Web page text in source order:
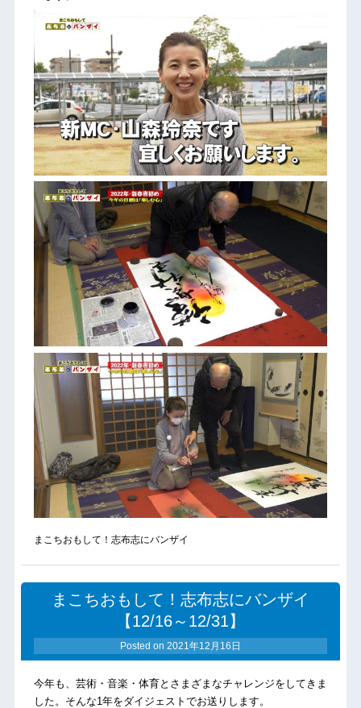
まこちおもして！志布志にバンザイ
まこちおもして！志布志にバンザイ
【12/16～12/31】
Posted on 2021年12月16日
今年も、芸術・音楽・体育とさまざまなチャレンジをしてきま
した。そんな1年をダイジェストでお送りします。